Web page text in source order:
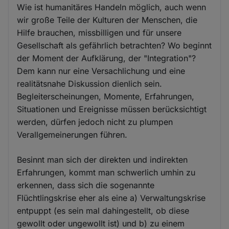
Wie ist humanitäres Handeln möglich, auch wenn
wir große Teile der Kulturen der Menschen, die
Hilfe brauchen, missbilligen und für unsere
Gesellschaft als gefährlich betrachten? Wo beginnt
der Moment der Aufklärung, der "Integration"?
Dem kann nur eine Versachlichung und eine
realitätsnahe Diskussion dienlich sein.
Begleiterscheinungen, Momente, Erfahrungen,
Situationen und Ereignisse müssen berücksichtigt
werden, dürfen jedoch nicht zu plumpen
Verallgemeinerungen führen.
Besinnt man sich der direkten und indirekten
Erfahrungen, kommt man schwerlich umhin zu
erkennen, dass sich die sogenannte
Flüchtlingskrise eher als eine a) Verwaltungskrise
entpuppt (es sein mal dahingestellt, ob diese
gewollt oder ungewollt ist) und b) zu einem